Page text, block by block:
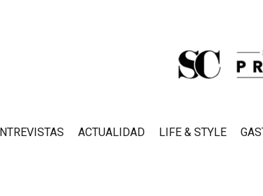
ACTUALIDAD LIFE & STYLE